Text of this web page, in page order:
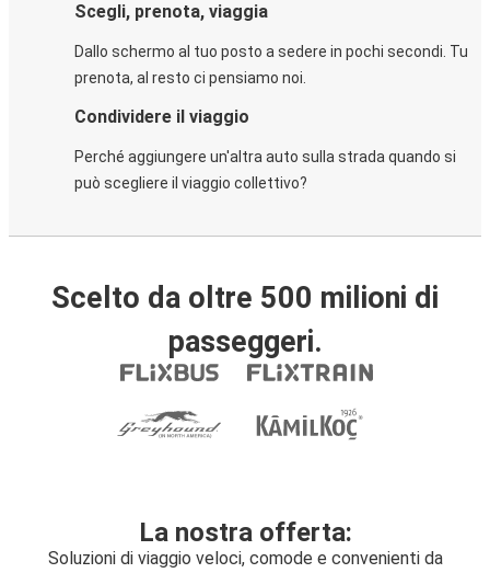
Scegli, prenota, viaggia
Dallo schermo al tuo posto a sedere in pochi secondi. Tu
prenota, al resto ci pensiamo noi.
Condividere il viaggio
Perché aggiungere un'altra auto sulla strada quando si
può scegliere il viaggio collettivo?
Scelto da oltre 500 milioni di
passeggeri.
La nostra offerta:
Soluzioni di viaggio veloci, comode e convenienti da